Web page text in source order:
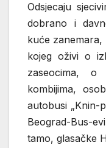
Odsjecaju
dobrano i
kuće zanemara,
kojeg oživi o
zaseocima, o
kombijima,
autobusi „Knin-
Beograd-Bus-
tamo, glasačke